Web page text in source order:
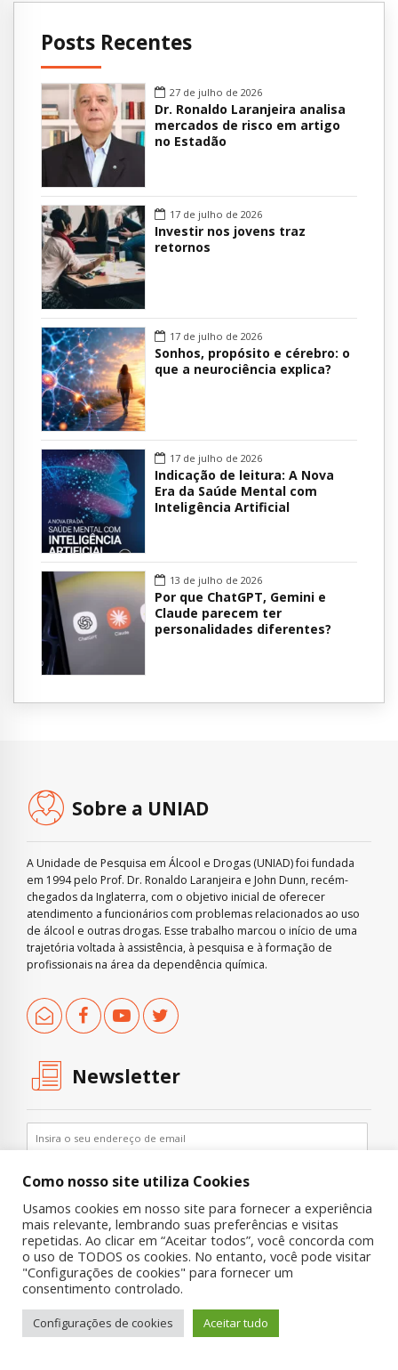
Posts Recentes
27 de julho de 2026
Dr. Ronaldo Laranjeira analisa
mercados de risco em artigo
no Estadão
17 de julho de 2026
Investir nos jovens traz
retornos
17 de julho de 2026
Sonhos, propósito e cérebro: o
que a neurociência explica?
17 de julho de 2026
Indicação de leitura: A Nova
Era da Saúde Mental com
Inteligência Artificial
13 de julho de 2026
Por que ChatGPT, Gemini e
Claude parecem ter
personalidades diferentes?
Sobre a UNIAD
A Unidade de Pesquisa em Álcool e Drogas (UNIAD) foi fundada
em 1994 pelo Prof. Dr. Ronaldo Laranjeira e John Dunn, recém-
chegados da Inglaterra, com o objetivo inicial de oferecer
atendimento a funcionários com problemas relacionados ao uso
de álcool e outras drogas. Esse trabalho marcou o início de uma
trajetória voltada à assistência, à pesquisa e à formação de
profissionais na área da dependência química.
Newsletter
Copyright © 2019 UNIAD – Unidade de Pesquisa em Álcool e Drogas
Quem Somos Nossa História
Onde Procurar Ajuda?
Contato
Como nosso site utiliza Cookies
Usamos cookies em nosso site para fornecer a experiência
mais relevante, lembrando suas preferências e visitas
repetidas. Ao clicar em “Aceitar todos”, você concorda com
o uso de TODOS os cookies. No entanto, você pode visitar
"Configurações de cookies" para fornecer um
consentimento controlado.
Configurações de cookies Aceitar tudo